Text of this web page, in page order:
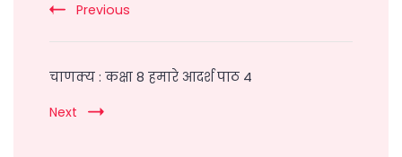
Previous
चाणक्य : कक्षा 8 हमारे आदर्श पाठ 4
Next